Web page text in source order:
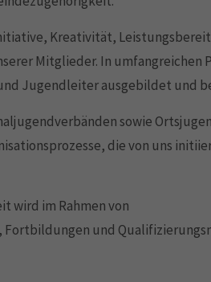
Kreativität,
Mitglieder. In umfangreichen
Jugendleiter ausgebildet und
sowie
die von uns
wird im Rahmen von
und